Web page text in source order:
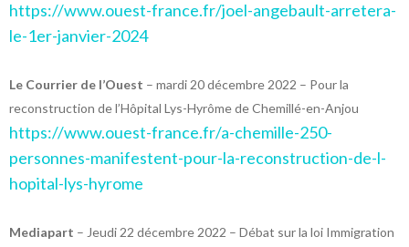
https://www.ouest-france.fr/joel-angebault-arretera-
le-1er-janvier-2024
Le Courrier de l’Ouest – mardi 20 décembre 2022 – Pour la
reconstruction de l’Hôpital Lys-Hyrôme de Chemillé-en-Anjou
https://www.ouest-france.fr/a-chemille-250-
personnes-manifestent-pour-la-reconstruction-de-l-
hopital-lys-hyrome
Mediapart – Jeudi 22 décembre 2022 – Débat sur la loi Immigration